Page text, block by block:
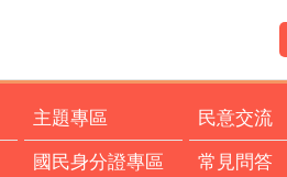
主題專區
國民身分證專區
民意交流
常見問答